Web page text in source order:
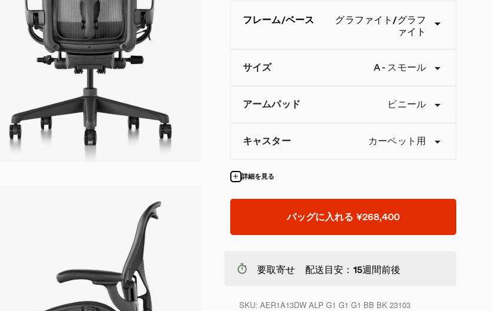
フレーム/ベース グラファイト /グラフ
ァイト
サイズ A- スモール
アームパッド ビニール
キャスター カーペット用
詳細を見る
バッグに入れる ¥268,400
要取寄せ 配送目安：15週間前後
SKU: AER1A13DW ALP G1 G1 G1 BB BK 23103